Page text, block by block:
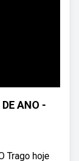
ANO -
Trago hoje